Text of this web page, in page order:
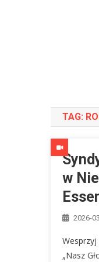
TAG:
w
2026-
„Nasz